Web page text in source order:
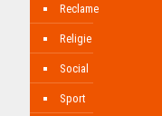
Reclame
Religie
Social
Sport